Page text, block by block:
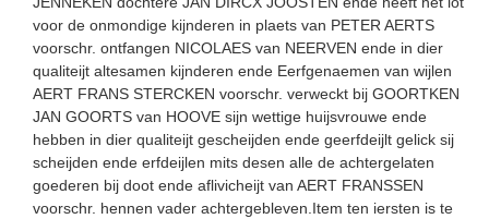
voor de onmondige kijnderen in plaets van PETER AERTS
voorschr. ontfangen NICOLAES van NEERVEN ende in dier
qualiteijt altesamen kijnderen ende Eerfgenaemen van wijlen
AERT FRANS STERCKEN voorschr. verweckt bij GOORTKEN
JAN GOORTS van HOOVE sijn wettige huijsvrouwe ende
hebben in dier qualiteijt gescheijden ende geerfdeijlt gelick sij
scheijden ende erfdeijlen mits desen alle de achtergelaten
goederen bij doot ende aflivicheijt van AERT FRANSSEN
voorschr. hennen vader achtergebleven.Item ten iersten is te